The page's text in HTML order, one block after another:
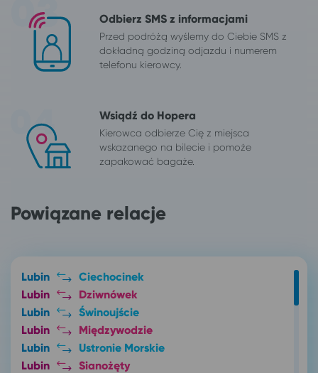
Odbierz SMS z informacjami
Przed podróżą wyślemy do Ciebie SMS z
dokładną godziną odjazdu i numerem
telefonu kierowcy.
Wsiądź do Hopera
Kierowca odbierze Cię z miejsca
wskazanego na bilecie i pomoże
zapakować bagaże.
Powiązane relacje
Lubin
Ciechocinek
Lubin
Dziwnówek
Lubin
Świnoujście
Lubin
Międzywodzie
Lubin
Ustronie Morskie
Lubin
Sianożęty